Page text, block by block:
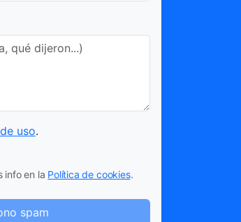
uso.
info en la Política de cookies.
spam